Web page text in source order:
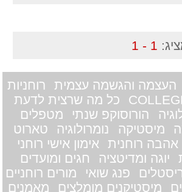
1 - 1
העצמה והגשמה עצמית
רוחניות
כל מה שרצית לדעת
הורוסוקפ שנתי
מטפלים
מיסטיקה נומרולוגיה
טארוט
אהבה רוחנית
אימון אישי רוחני
יוגה ומדיטציה
חגים ומועדים
פנג שואי
מורים רוחניים
מיסטיקנים מומלצים מאמנים